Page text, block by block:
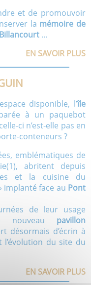
et de promouvoir
la mémoire de
...
EN SAVOIR PLUS
disponible, l’île
à un paquebot
ci n’est-elle pas en
conteneurs ?
emblématiques de
abritent depuis
et la cuisine du
implanté face au Pont
de leur usage
nouveau pavillon
désormais d’écrin à
l’évolution du site du
EN SAVOIR PLUS